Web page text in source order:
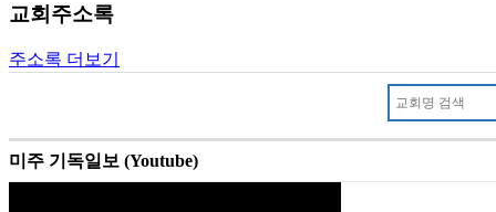
교회주소록
주소록 더보기
미주 기독일보 (Youtube)